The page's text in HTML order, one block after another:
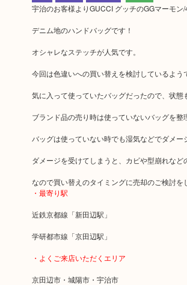
宇治のお客様よりGUCCI グッチのGGマーモン
デニム地のハンドバッグです！
オシャレなステッチが人気です。
今回は色違いへの買い替えを検討しているよう
気に入って使っていたバッグだったので、状態
ブランド品の売り時は使っていないバッグを
バッグは使っていない時でも湿気などでダメー
ダメージを受けてしまうと、カビや型崩れなど
なので買い替えのタイミングに売却のご検討を
・最寄り駅
近鉄京都線「新田辺駅」
学研都市線「京田辺駅」
・よくご来店いただくエリア
京田辺市・城陽市・宇治市